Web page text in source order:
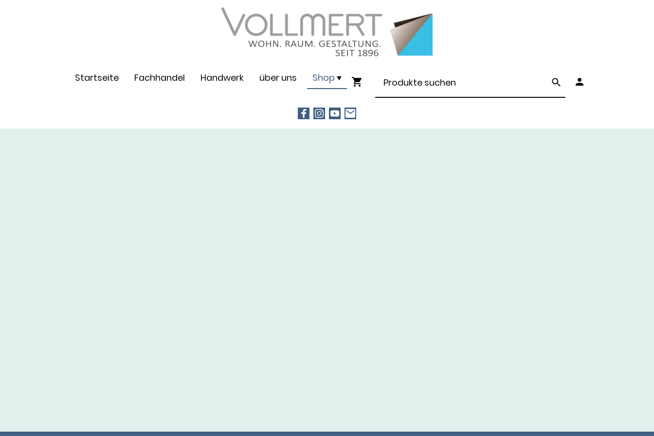
Startseite Fachhandel Handwerk über uns Shop